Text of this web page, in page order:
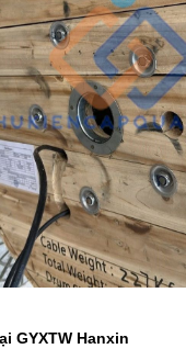
GYXTW Hanxin